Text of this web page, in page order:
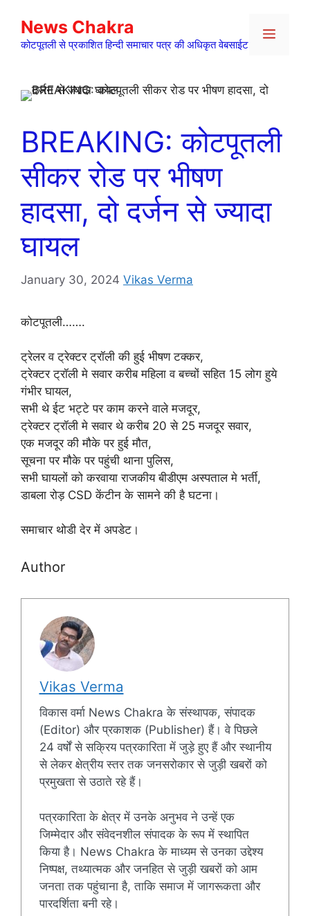
content
News Chakra
कोटपूतली से प्रकाशित हिन्दी समाचार पत्र की अधिकृत वेबसाईट
Menu
BREAKING: कोटपूतली
सीकर रोड पर भीषण
हादसा, दो दर्जन से ज्यादा
घायल
January 30, 2024 Vikas Verma
कोटपूतली…….
ट्रेलर व ट्रेक्टर ट्रॉली की हुई भीषण टक्कर,
ट्रेक्टर ट्रॉली मे सवार करीब महिला व बच्चों सहित 15 लोग हुये
गंभीर घायल,
सभी थे ईट भट्टे पर काम करने वाले मजदूर,
ट्रेक्टर ट्रॉली मे सवार थे करीब 20 से 25 मजदूर सवार,
एक मजदूर की मौके पर हुई मौत,
सूचना पर मौके पर पहुंची थाना पुलिस,
सभी घायलों को करवाया राजकीय बीडीएम अस्पताल मे भर्ती,
डाबला रोड़ CSD केंटीन के सामने की है घटना।
समाचार थोडी देर में अपडेट।
Author
Vikas Verma
विकास वर्मा News Chakra के संस्थापक, संपादक
(Editor) और प्रकाशक (Publisher) हैं। वे पिछले
24 वर्षों से सक्रिय पत्रकारिता में जुड़े हुए हैं और स्थानीय
से लेकर क्षेत्रीय स्तर तक जनसरोकार से जुड़ी खबरों को
प्रमुखता से उठाते रहे हैं।
पत्रकारिता के क्षेत्र में उनके अनुभव ने उन्हें एक
जिम्मेदार और संवेदनशील संपादक के रूप में स्थापित
किया है। News Chakra के माध्यम से उनका उद्देश्य
निष्पक्ष, तथ्यात्मक और जनहित से जुड़ी खबरों को आम
जनता तक पहुंचाना है, ताकि समाज में जागरूकता और
पारदर्शिता बनी रहे।